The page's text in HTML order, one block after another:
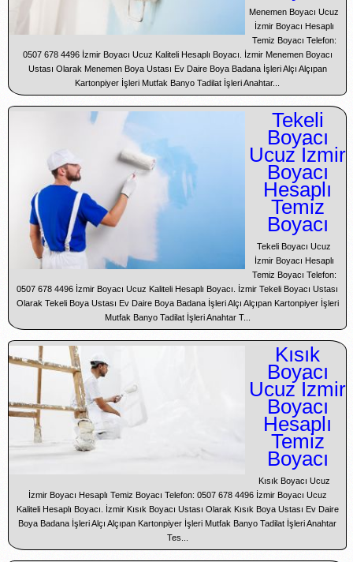
Menemen Boyacı Ucuz
İzmir Boyacı Hesaplı
Temiz Boyacı Telefon:
0507 678 4496 İzmir Boyacı Ucuz Kaliteli Hesaplı Boyacı. İzmir Menemen Boyacı
Ustası Olarak Menemen Boya Ustası Ev Daire Boya Badana İşleri Alçı Alçıpan
Kartonpiyer İşleri Mutfak Banyo Tadilat İşleri Anahtar...
Tekeli
Boyacı
Ucuz İzmir
Boyacı
Hesaplı
Temiz
Boyacı
Tekeli Boyacı Ucuz
İzmir Boyacı Hesaplı
Temiz Boyacı Telefon:
0507 678 4496 İzmir Boyacı Ucuz Kaliteli Hesaplı Boyacı. İzmir Tekeli Boyacı Ustası
Olarak Tekeli Boya Ustası Ev Daire Boya Badana İşleri Alçı Alçıpan Kartonpiyer İşleri
Mutfak Banyo Tadilat İşleri Anahtar T...
Kısık
Boyacı
Ucuz İzmir
Boyacı
Hesaplı
Temiz
Boyacı
Kısık Boyacı Ucuz
İzmir Boyacı Hesaplı Temiz Boyacı Telefon: 0507 678 4496 İzmir Boyacı Ucuz
Kaliteli Hesaplı Boyacı. İzmir Kısık Boyacı Ustası Olarak Kısık Boya Ustası Ev Daire
Boya Badana İşleri Alçı Alçıpan Kartonpiyer İşleri Mutfak Banyo Tadilat İşleri Anahtar
Tes...